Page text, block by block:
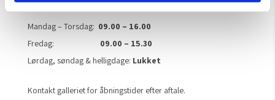
Mandag – Torsdag: 09.00 – 16.00
Fredag: 09.00 – 15.30
Lørdag, søndag & helligdage: Lukket
Kontakt galleriet for åbningstider efter aftale.